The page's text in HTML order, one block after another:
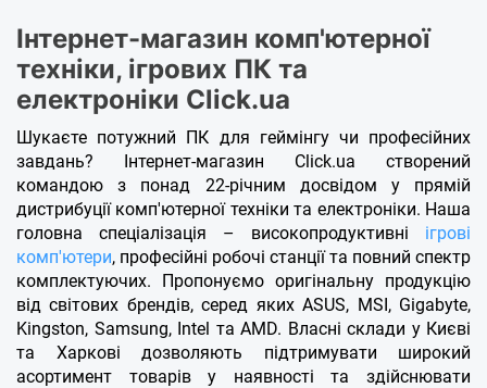
своїми безмежними полями,
листям сакури, що летять за
вітром та неймовірною
кінематографічністю
динамічних поєдинків на
катанах.
сучасних новинок.
масштаб
рушій
Інтернет-магазин комп'ютерної
техніки, ігрових ПК та
електроніки Click.ua
Шукаєте потужний ПК для геймінгу чи професійних
завдань? Інтернет-магазин Click.ua створений
командою з понад 22-річним досвідом у прямій
дистрибуції комп'ютерної техніки та електроніки. Наша
головна спеціалізація – високопродуктивні ігрові
комп'ютери, професійні робочі станції та повний спектр
комплектуючих. Пропонуємо оригінальну продукцію
від світових брендів, серед яких ASUS, MSI, Gigabyte,
Kingston, Samsung, Intel та AMD. Власні склади у Києві
та Харкові дозволяють підтримувати широкий
асортимент товарів у наявності та здійснювати